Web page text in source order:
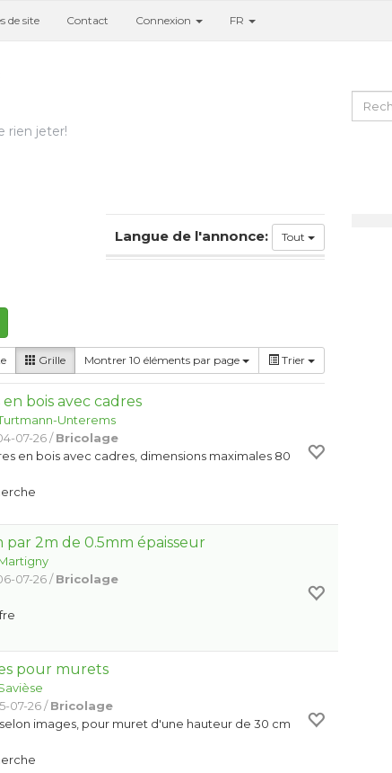
de site Contact Connexion FR
rien jeter!
Langue de l'annonce: Tout
Grille Montrer 10 éléments par page Trier
bois avec cadres
Unterems
07-26 /Bricolage
en bois avec cadres, dimensions maximales 80
par 2m de 0.5mm épaisseur
07-26 /Bricolage
pour murets
07-26 /Bricolage
images, pour muret d'une hauteur de 30 cm